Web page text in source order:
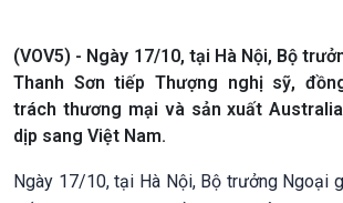
(VOV5) - Ngày 17/10, tại Hà Nội, Bộ
Thanh Sơn tiếp Thượng nghị sỹ,
trách thương mại và sản xuất
dịp sang Việt Nam.
Ngày 17/10, tại Hà Nội, Bộ trưởng Ngoại